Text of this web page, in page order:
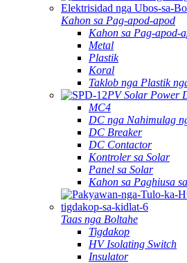
Kahon sa Pag-apod-apod
Kahon sa Pag-apod-
Metal
Plastik
Koral
Taklob nga Plastik
PV Solar Power
MC4
DC nga Nahimulag
DC Breaker
DC Contactor
Kontroler sa Solar
Panel sa Solar
Kahon sa Paghiusa
Taas nga Boltahe
Tigdakop
HV Isolating Switch
Insulator